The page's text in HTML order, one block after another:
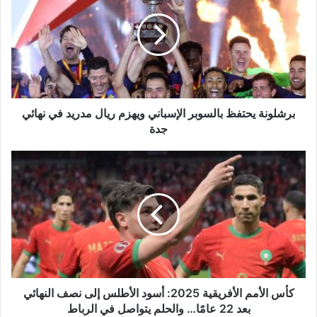
بالسوبر
الإسباني
ويهزم
مدريد
في
نهائي
جدةبرشلونة يحتفظ بالسوبر الإسباني ويهزم ريال مدريد في نهائي
جدة
كأس
الأمم
الأفريقية
2025:
أسود
الأطلس
إلى
نصف
النهائي
بعد
كأس الأمم الأفريقية 2025: أسود الأطلس إلى نصف النهائي
بعد 22 عامًا… والحلم يتواصل في الرباط